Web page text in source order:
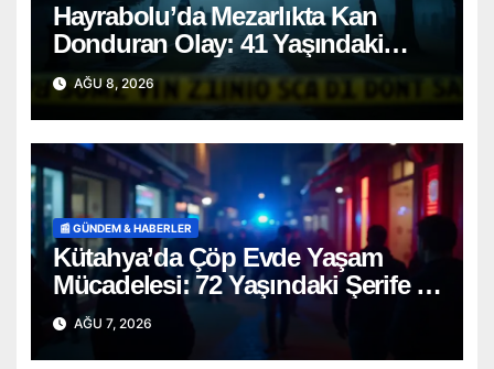
Hayrabolu’da Mezarlıkta Kan
Donduran Olay: 41 Yaşındaki
Şahıs Ağaca Asılı Bulundu
AĞU 8, 2026
📰 GÜNDEM & HABERLER
Kütahya’da Çöp Evde Yaşam
Mücadelesi: 72 Yaşındaki Şerife D.
Mucizevi Şekilde Kurtarıldı
AĞU 7, 2026